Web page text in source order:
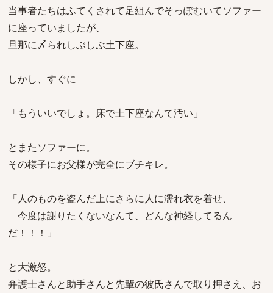
当事者たちはふてくされて足組んでそっぽむいてソファー
に座っていましたが、
旦那に〆られしぶしぶ土下座。
しかし、すぐに
「もういいでしょ。床で土下座なんて汚い」
とまたソファーに。
その様子にお父様が完全にブチキレ。
「人のものを盗んだ上にさらに人に濡れ衣を着せ、
今度は謝りたくないなんて、どんな神経してるん
だ！！！」
と大激怒。
弁護士さんと助手さんと先輩の彼氏さんで取り押さえ、お